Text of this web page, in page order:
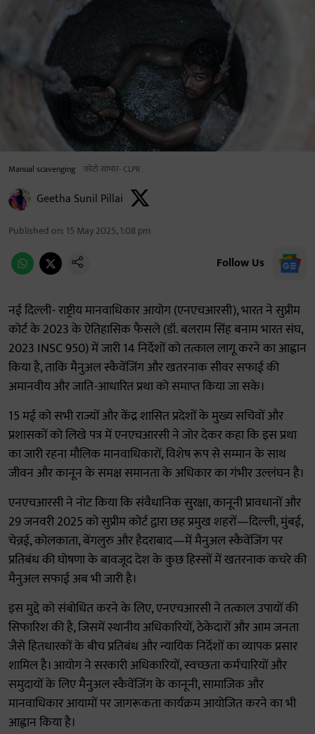
Manual scavenging फोटो साभार- CLPR
Geetha Sunil Pillai
Published on: 15 May 2025, 1:08 pm
Follow Us
नई दिल्ली- राष्ट्रीय मानवाधिकार आयोग (एनएचआरसी), भारत ने सुप्रीम
कोर्ट के 2023 के ऐतिहासिक फैसले (डॉ. बलराम सिंह बनाम भारत संघ,
2023 INSC 950) में जारी 14 निर्देशों को तत्काल लागू करने का आह्वान
किया है, ताकि मैनुअल स्कैवेंजिंग और खतरनाक सीवर सफाई की
अमानवीय और जाति-आधारित प्रथा को समाप्त किया जा सके।
15 मई को सभी राज्यों और केंद्र शासित प्रदेशों के मुख्य सचिवों और
प्रशासकों को लिखे पत्र में एनएचआरसी ने जोर देकर कहा कि इस प्रथा
का जारी रहना मौलिक मानवाधिकारों, विशेष रूप से सम्मान के साथ
जीवन और कानून के समक्ष समानता के अधिकार का गंभीर उल्लंघन है।
एनएचआरसी ने नोट किया कि संवैधानिक सुरक्षा, कानूनी प्रावधानों और
29 जनवरी 2025 को सुप्रीम कोर्ट द्वारा छह प्रमुख शहरों—दिल्ली, मुंबई,
चेन्नई, कोलकाता, बेंगलुरु और हैदराबाद—में मैनुअल स्कैवेंजिंग पर
प्रतिबंध की घोषणा के बावजूद देश के कुछ हिस्सों में खतरनाक कचरे की
मैनुअल सफाई अब भी जारी है।
इस मुद्दे को संबोधित करने के लिए, एनएचआरसी ने तत्काल उपायों की
सिफारिश की है, जिसमें स्थानीय अधिकारियों, ठेकेदारों और आम जनता
जैसे हितधारकों के बीच प्रतिबंध और न्यायिक निर्देशों का व्यापक प्रसार
शामिल है। आयोग ने सरकारी अधिकारियों, स्वच्छता कर्मचारियों और
समुदायों के लिए मैनुअल स्कैवेंजिंग के कानूनी, सामाजिक और
मानवाधिकार आयामों पर जागरूकता कार्यक्रम आयोजित करने का भी
आह्वान किया है।